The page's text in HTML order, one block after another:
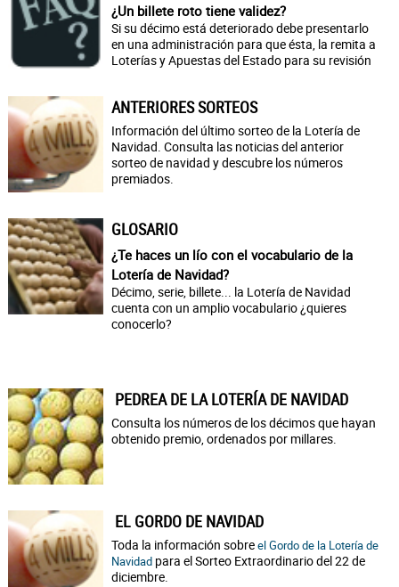
¿Un billete roto tiene validez?
Si su décimo está deteriorado debe presentarlo
en una administración para que ésta, la remita a
Loterías y Apuestas del Estado para su revisión
ANTERIORES SORTEOS
Información del último sorteo de la Lotería de
Navidad. Consulta las noticias del anterior
sorteo de navidad y descubre los números
premiados.
GLOSARIO
¿Te haces un lío con el vocabulario de la
Lotería de Navidad?
Décimo, serie, billete... la Lotería de Navidad
cuenta con un amplio vocabulario ¿quieres
conocerlo?
PEDREA DE LA LOTERÍA DE NAVIDAD
Consulta los números de los décimos que hayan
obtenido premio, ordenados por millares.
EL GORDO DE NAVIDAD
Toda la información sobreel Gordo de la Lotería de
Navidad para el Sorteo Extraordinario del 22 de
diciembre.